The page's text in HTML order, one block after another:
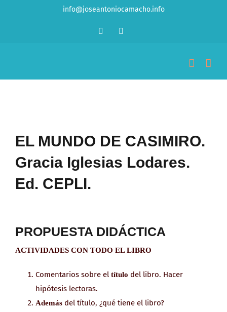
info@joseantoniocamacho.info
Facebook
imagen
grande
EL MUNDO DE CASIMIRO.
Gracia Iglesias Lodares.
Ed. CEPLI.
PROPUESTA DIDÁCTICA
ACTIVIDADES CON TODO EL LIBRO
Comentarios sobre el título del libro. Hacer
hipótesis lectoras.
Ademásdel título, ¿qué tiene el libro?